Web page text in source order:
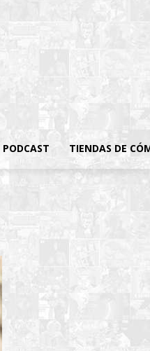
PODCAST TIENDAS DE